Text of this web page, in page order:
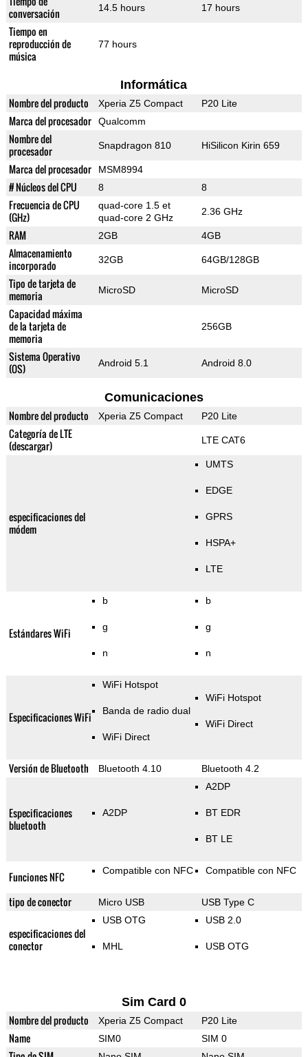
conversación
14.5 hours 17 hours
Tiempo en
reproducción de
música
77 hours
Informática
Nombre del producto Xperia Z5 Compact P20 Lite
Marca del procesador Qualcomm
Nombre del
procesador
Snapdragon 810 HiSilicon Kirin 659
Marca del procesador MSM8994
# Núcleos del CPU 8 8
Frecuencia de CPU
(GHz)
quad-core 1.5 et
quad-core 2 GHz
2.36 GHz
RAM 2GB 4GB
Almacenamiento
incorporado
32GB 64GB/128GB
Tipo de tarjeta de
memoria
MicroSD MicroSD
Capacidad máxima
de la tarjeta de
memoria
256GB
Sistema Operativo
(OS)
Android 5.1 Android 8.0
Comunicaciones
Nombre del producto Xperia Z5 Compact P20 Lite
Categoría de LTE
(descargar)
LTE CAT6
especificaciones del
módem
UMTS
EDGE
GPRS
HSPA+
LTE
Estándares WiFi
b
g
n
b
g
n
Especificaciones WiFi
WiFi Hotspot
Banda de radio dual
WiFi Direct
WiFi Hotspot
WiFi Direct
Versión de Bluetooth Bluetooth 4.10 Bluetooth 4.2
Especificaciones
bluetooth
A2DP
A2DP
BT EDR
BT LE
Funciones NFC Compatible con NFC Compatible con NFC
tipo de conector Micro USB USB Type C
especificaciones del
conector
USB OTG
MHL
USB 2.0
USB OTG
Sim Card 0
Nombre del producto Xperia Z5 Compact P20 Lite
Name SIM0 SIM 0